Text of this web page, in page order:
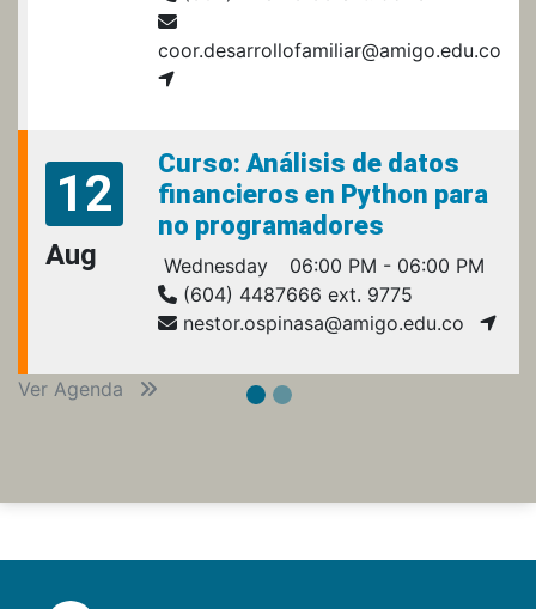
coor.desarrollofamiliar@amigo.edu.co
12
Aug
Curso: Análisis de datos
financieros en Python para
no programadores
Wednesday
06:00 PM - 06:00 PM
(604) 4487666 ext. 9775
nestor.ospinasa@amigo.edu.co
Ver Agenda